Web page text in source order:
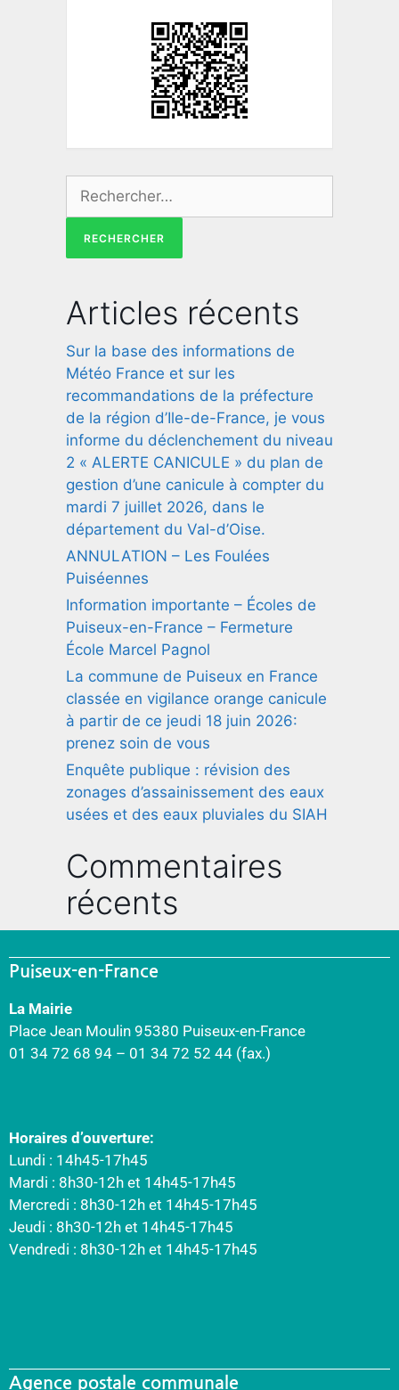
Articles récents
Sur la base des informations de
Météo France et sur les
recommandations de la préfecture
de la région d’Ile-de-France, je vous
informe du déclenchement du niveau
2 « ALERTE CANICULE » du plan de
gestion d’une canicule à compter du
mardi 7 juillet 2026, dans le
département du Val-d’Oise.
ANNULATION – Les Foulées
Puiséennes
Information importante – Écoles de
Puiseux-en-France – Fermeture
École Marcel Pagnol
La commune de Puiseux en France
classée en vigilance orange canicule
à partir de ce jeudi 18 juin 2026:
prenez soin de vous
Enquête publique : révision des
zonages d’assainissement des eaux
usées et des eaux pluviales du SIAH
Commentaires
récents
Puiseux-en-France
La Mairie
Place Jean Moulin 95380 Puiseux-en-France
01 34 72 68 94 – 01 34 72 52 44 (fax.)
Horaires d’ouverture:
Lundi : 14h45-17h45
Mardi : 8h30-12h et 14h45-17h45
Mercredi : 8h30-12h et 14h45-17h45
Jeudi : 8h30-12h et 14h45-17h45
Vendredi : 8h30-12h et 14h45-17h45
Agence postale communale